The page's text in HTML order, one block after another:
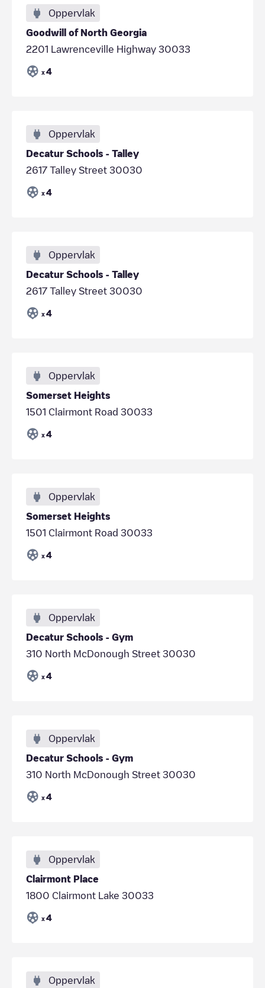
Oppervlak
Goodwill of North Georgia
2201 Lawrenceville Highway 30033
x 4
Oppervlak
Decatur Schools - Talley
2617 Talley Street 30030
x 4
Oppervlak
Decatur Schools - Talley
2617 Talley Street 30030
x 4
Oppervlak
Somerset Heights
1501 Clairmont Road 30033
x 4
Oppervlak
Somerset Heights
1501 Clairmont Road 30033
x 4
Oppervlak
Decatur Schools - Gym
310 North McDonough Street 30030
x 4
Oppervlak
Decatur Schools - Gym
310 North McDonough Street 30030
x 4
Oppervlak
Clairmont Place
1800 Clairmont Lake 30033
x 4
Oppervlak